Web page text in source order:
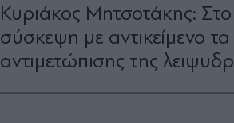
Κυριάκος Μητσοτάκης: Στο
σύσκεψη με αντικείμενο
αντιμετώπισης της